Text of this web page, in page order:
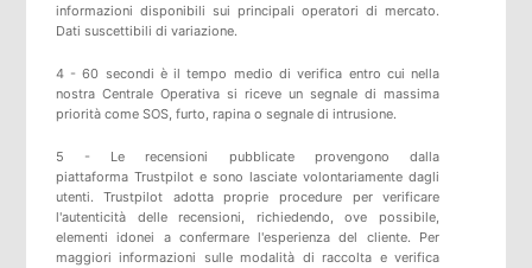
informazioni disponibili sui principali operatori di mercato.
Dati suscettibili di variazione.
4 - 60 secondi è il tempo medio di verifica entro cui nella
nostra Centrale Operativa si riceve un segnale di massima
priorità come SOS, furto, rapina o segnale di intrusione.
5 - Le recensioni pubblicate provengono dalla
piattaforma Trustpilote sono lasciate volontariamente dagli
utenti.Trustpilot adotta proprie procedure per verificare
l'autenticità delle recensioni, richiedendo, ove possibile,
elementi idonei a confermare l'esperienza del cliente. Per
maggiori informazioni sulle modalità di raccolta e verifica